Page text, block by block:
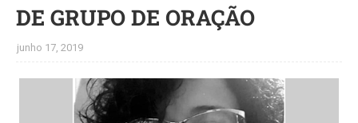
DE GRUPO DE ORAÇÃO
junho 17, 2019